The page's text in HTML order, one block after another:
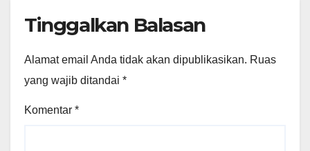
Tinggalkan Balasan
Alamat email Anda tidak akan dipublikasikan. Ruas
yang wajib ditandai *
Komentar *